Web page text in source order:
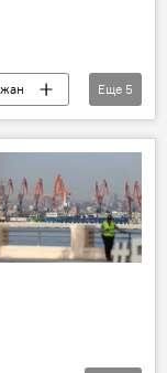
Транскаспийский международный транспортный маршрут
Еще 5